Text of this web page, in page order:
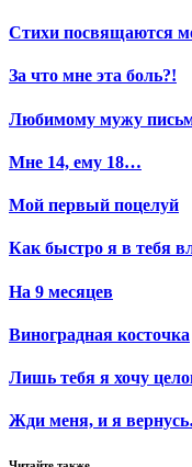
Стихи посвящаются
За что мне эта боль?!
Любимому мужу
Мне 14, ему 18…
Мой первый поцелуй
Как быстро я в тебя
На 9 месяцев
Виноградная косточка
Лишь тебя я хочу
Жди меня, и я